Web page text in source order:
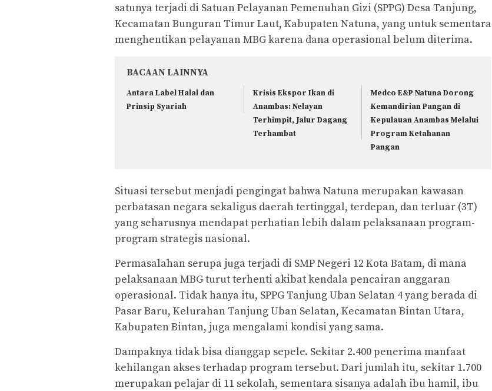
satunya terjadi di Satuan Pelayanan Pemenuhan Gizi (SPPG) Desa Tanjung,
Kecamatan Bunguran Timur Laut, Kabupaten Natuna, yang untuk sementara
menghentikan pelayanan MBG karena dana operasional belum diterima.
BACAAN LAINNYA
Antara Label Halal dan
Prinsip Syariah
Krisis Ekspor Ikan di
Anambas: Nelayan
Terhimpit, Jalur Dagang
Terhambat
Medco E&P Natuna Dorong
Kemandirian Pangan di
Kepulauan Anambas Melalui
Program Ketahanan
Pangan
Situasi tersebut menjadi pengingat bahwa Natuna merupakan kawasan
perbatasan negara sekaligus daerah tertinggal, terdepan, dan terluar (3T)
yang seharusnya mendapat perhatian lebih dalam pelaksanaan program-
program strategis nasional.
Permasalahan serupa juga terjadi di SMP Negeri 12 Kota Batam, di mana
pelaksanaan MBG turut terhenti akibat kendala pencairan anggaran
operasional. Tidak hanya itu, SPPG Tanjung Uban Selatan 4 yang berada di
Pasar Baru, Kelurahan Tanjung Uban Selatan, Kecamatan Bintan Utara,
Kabupaten Bintan, juga mengalami kondisi yang sama.
Dampaknya tidak bisa dianggap sepele. Sekitar 2.400 penerima manfaat
kehilangan akses terhadap program tersebut. Dari jumlah itu, sekitar 1.700
merupakan pelajar di 11 sekolah, sementara sisanya adalah ibu hamil, ibu